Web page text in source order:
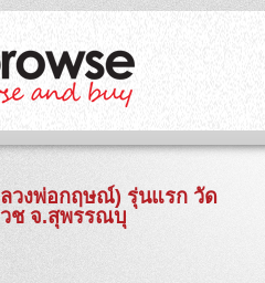
วงพ่อกฤษณ์) รุ่นแรก วัด
วช จ.สุพรรณบุ